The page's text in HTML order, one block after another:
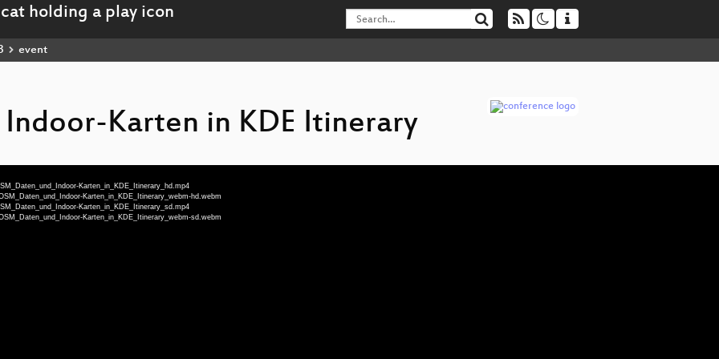
event
Karten in KDE Itinerary
Karten_in_KDE_Itinerary_hd.mp4
Karten_in_KDE_Itinerary_webm-hd.webm
Karten_in_KDE_Itinerary_sd.mp4
Karten_in_KDE_Itinerary_webm-sd.webm